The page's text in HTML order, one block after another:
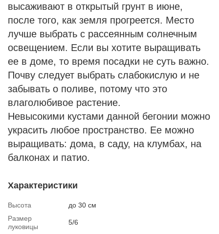
высаживают в открытый грунт в июне,
после того, как земля прогреется. Место
лучше выбрать с рассеянным солнечным
освещением. Если вы хотите выращивать
ее в доме, то время посадки не суть важно.
Почву следует выбрать слабокислую и не
забывать о поливе, потому что это
влаголюбивое растение.
Невысокими кустами данной бегонии можно
украсить любое пространство. Ее можно
выращивать: дома, в саду, на клумбах, на
балконах и патио.
Характеристики
Высота
до 30 см
Размер
луковицы
5/6